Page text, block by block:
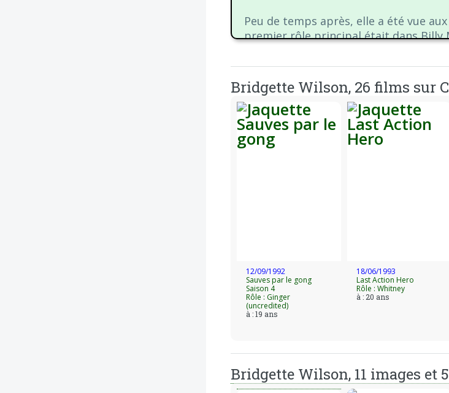
Peu de temps après, elle a été vue
premier rôle principal était dans Billy
Sweet Evil (1996) et Unhook the
starlettes adolescentes dans le film
joué l'arrogante Elsa Shivers, qui ne
compositrice et chanteuse accomplie,
et « Je veux seulement être avec toi
également une fervente partisane de
organisations de lutte contre le sida.
au box-office pendant le week-end
Bridgette Wilson, 26 films sur
12/09/1992
Sauves par le gong
Saison 4
Rôle : Ginger
(uncredited)
à : 19 ans
18/06/1993
Last Action Hero
Rôle : Whitney
à : 20 ans
Bridgette Wilson, 11 images et